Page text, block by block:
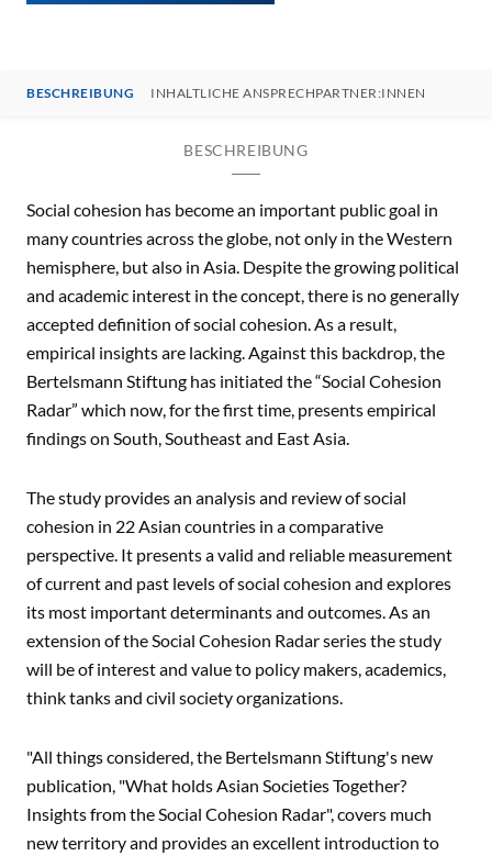
BESCHREIBUNG INHALTLICHE ANSPRECHPARTNER:INNEN
BESCHREIBUNG
Social cohesion has become an important public goal in
many countries across the globe, not only in the Western
hemisphere, but also in Asia. Despite the growing political
and academic interest in the concept, there is no generally
accepted definition of social cohesion. As a result,
empirical insights are lacking. Against this backdrop, the
Bertelsmann Stiftung has initiated the “Social Cohesion
Radar” which now, for the first time, presents empirical
findings on South, Southeast and East Asia.
The study provides an analysis and review of social
cohesion in 22 Asian countries in a comparative
perspective. It presents a valid and reliable measurement
of current and past levels of social cohesion and explores
its most important determinants and outcomes. As an
extension of the Social Cohesion Radar series the study
will be of interest and value to policy makers, academics,
think tanks and civil society organizations.
"All things considered, the Bertelsmann Stiftung's new
publication, "What holds Asian Societies Together?
Insights from the Social Cohesion Radar", covers much
new territory and provides an excellent introduction to